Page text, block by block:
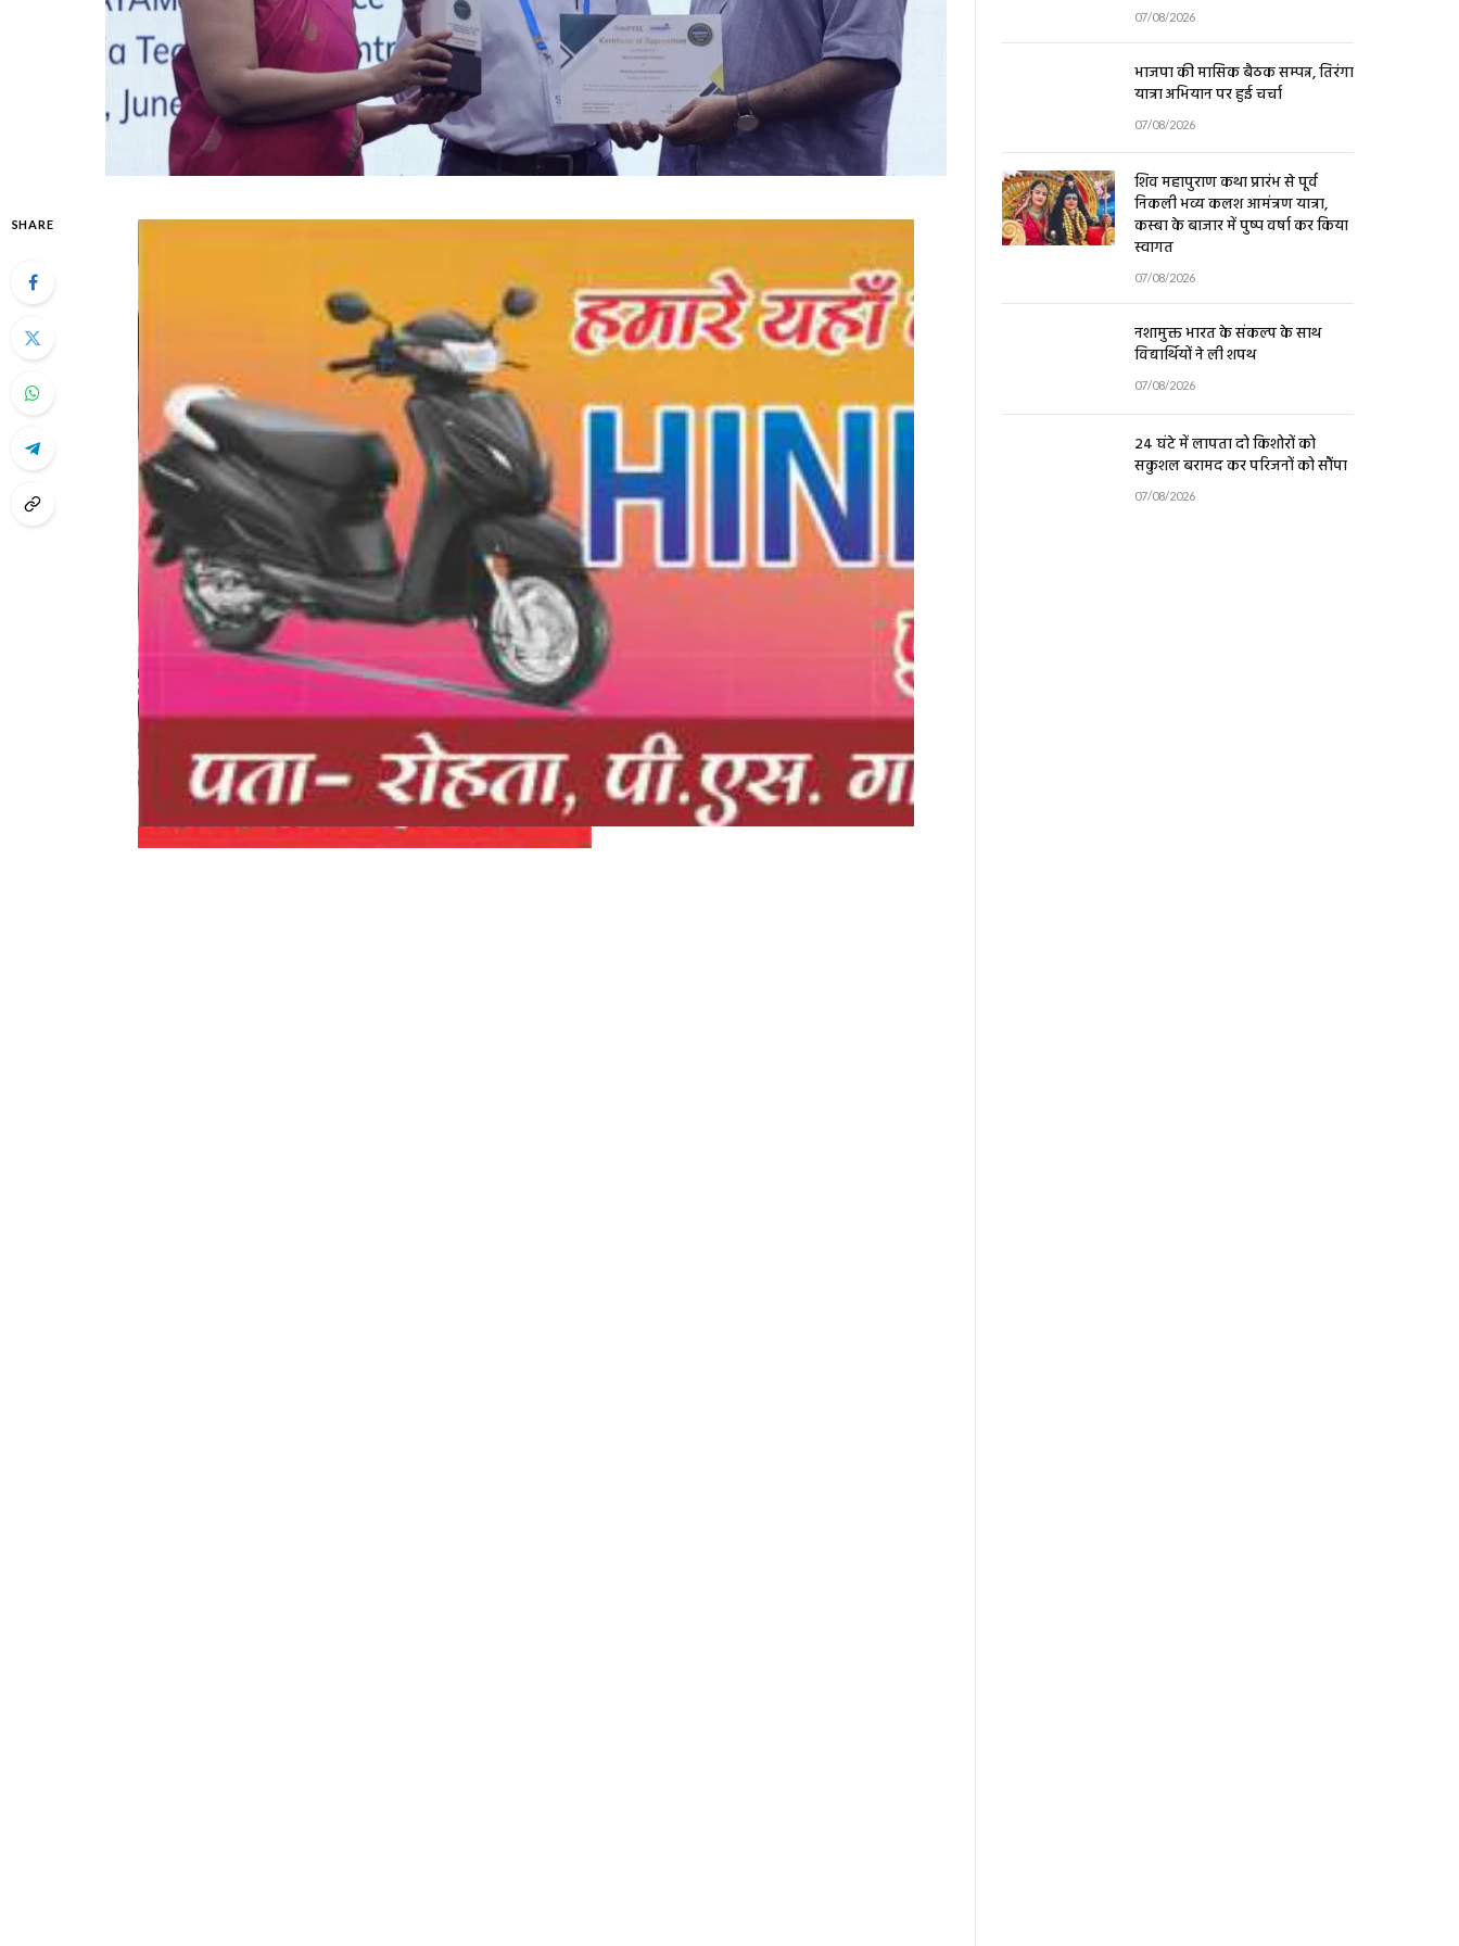
SHARE
07/08/2026
भाजपा की मासिक बैठक सम्पन्न, तिरंगा
यात्रा अभियान पर हुई चर्चा
07/08/2026
शिव महापुराण कथा प्रारंभ से पूर्व
निकली भव्य कलश आमंत्रण यात्रा,
कस्बा के बाजार में पुष्प वर्षा कर किया
स्वागत
07/08/2026
नशामुक्त भारत के संकल्प के साथ
विद्यार्थियों ने ली शपथ
07/08/2026
24 घंटे में लापता दो किशोरों को
सकुशल बरामद कर परिजनों को सौंपा
07/08/2026